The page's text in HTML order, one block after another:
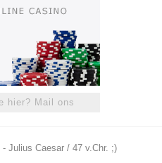
hier? Mail ons
Julius Caesar / 47 v.Chr. ;)